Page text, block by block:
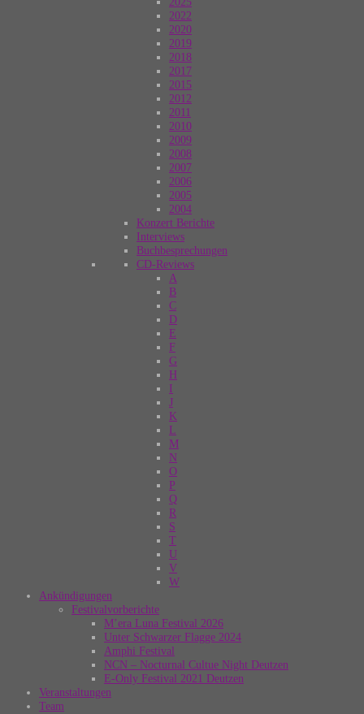
2022
2020
2019
2018
2017
2015
2012
2011
2010
2009
2008
2007
2006
2005
2004
Konzert Berichte
Interviews
Buchbesprechungen
CD-Reviews
A
B
C
D
E
F
G
H
I
J
K
L
M
N
O
P
Q
R
S
T
U
V
W
Ankündigungen
Festivalvorberichte
M’era Luna Festival 2026
Unter Schwarzer Flagge 2024
Amphi Festival
NCN – Nocturnal Cultue Night Deutzen
E-Only Festival 2021 Deutzen
Veranstaltungen
Team